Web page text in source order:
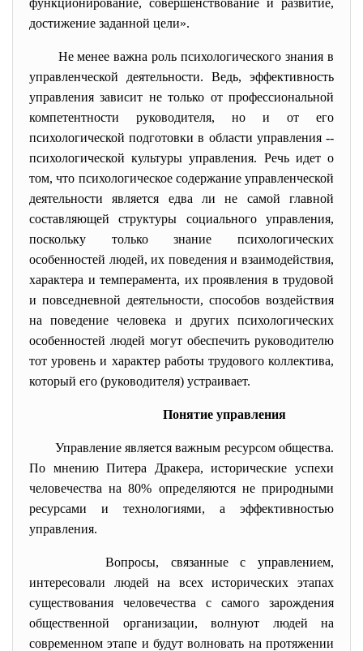
функционирование, совершенствование и развитие,
достижение заданной цели».
Не менее важна роль психологического знания в
управленческой деятельности. Ведь, эффективность
управления зависит не только от профессиональной
компетентности руководителя, но и от его
психологической подготовки в области управления --
психологической культуры управления. Речь идет о
том, что психологическое содержание управленческой
деятельности является едва ли не самой главной
составляющей структуры социального управления,
поскольку только знание психологических
особенностей людей, их поведения и взаимодействия,
характера и темперамента, их проявления в трудовой
и повседневной деятельности, способов воздействия
на поведение человека и других психологических
особенностей людей могут обеспечить руководителю
тот уровень и характер работы трудового коллектива,
который его (руководителя) устраивает.
Понятие управления
Управление является важным ресурсом общества.
По мнению Питера Дракера, исторические успехи
человечества на 80% определяются не природными
ресурсами и технологиями, а эффективностью
управления.
Вопросы, связанные с управлением,
интересовали людей на всех исторических этапах
существования человечества с самого зарождения
общественной организации, волнуют людей на
современном этапе и будут волновать на протяжении